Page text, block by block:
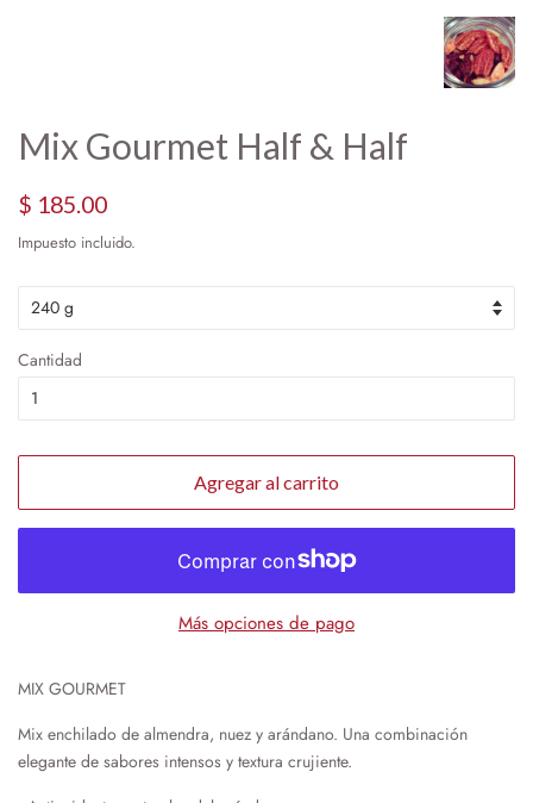
Mix Gourmet Half & Half
Precio
$ 185.00
oferta
Impuesto incluido.
Cantidad
Agregar al carrito
Más opciones de pago
MIX GOURMET
Mix enchilado de almendra, nuez y arándano. Una combinación
elegante de sabores intensos y textura crujiente.